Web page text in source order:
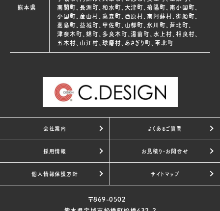
熊本県
南関町、長洲町、和水町、大津町、菊陽町、南小国町、
小国町、産山村、高森町、西原村、南阿蘇村、御船町、
嘉島町、益城町、甲佐町、山都町、氷川町、芦北町、
津奈木町、錦町、多良木町、湯前町、水上村、相良村、
五木村、山江村、球磨村、あさぎり町、苓北町
会社案内 よくあるご質問
採用情報 お見積り・お問合せ
個人情報保護方針 サイトマップ
〒869-0502